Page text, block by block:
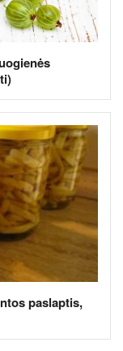
paslaptis,